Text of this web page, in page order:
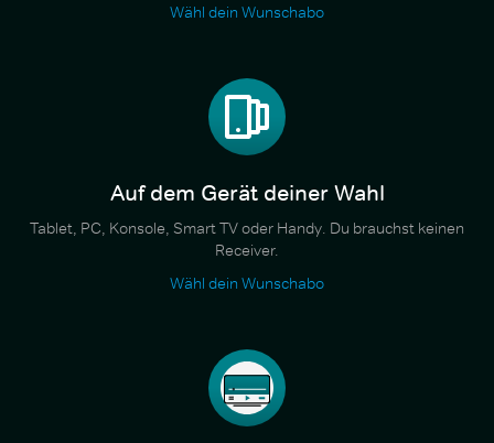
Wähl dein Wunschabo
Auf dem Gerät deiner Wahl
Tablet, PC, Konsole, Smart TV oder Handy. Du brauchst keinen
Receiver.
Wähl dein Wunschabo